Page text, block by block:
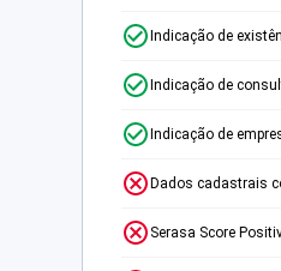
Indicação de
Indicação de
Indicação de
Dados cadastrais
Serasa Score